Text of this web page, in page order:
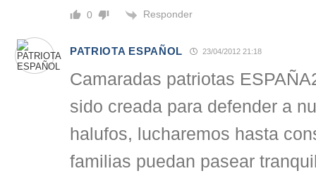
0 Responder
PATRIOTA ESPAÑOL 23/04/2012 21:18
Camaradas patriotas
sido creada para defender a
halufos, lucharemos hasta
familias puedan pasear